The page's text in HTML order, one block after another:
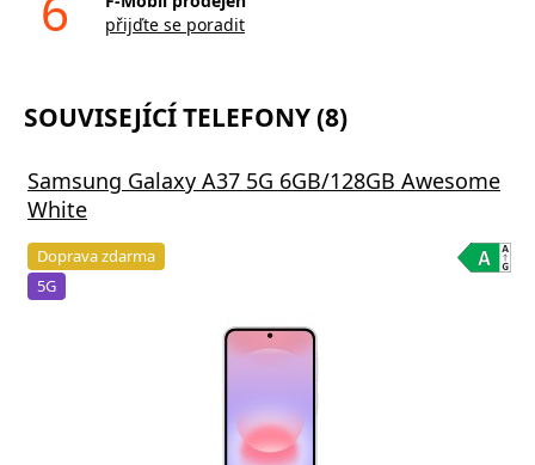
přijďte se poradit
SOUVISEJÍCÍ TELEFONY (8)
Samsung Galaxy A37 5G 6GB/128GB Awesome
White
Doprava zdarma
5G